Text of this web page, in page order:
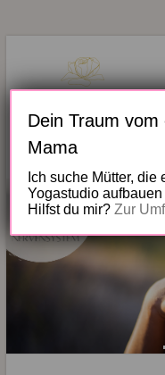
springen
ums
Herz
Trageberatung,
Fitness
Entspannung
für
Mütter
&
Dein Traum vom
Mama
Ich suche Mütter,
Yogastudio
Hilfst du mir?Zur